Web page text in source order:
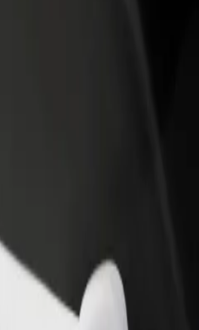
kami dan cari yang sesuai untuk perjalanan anda.